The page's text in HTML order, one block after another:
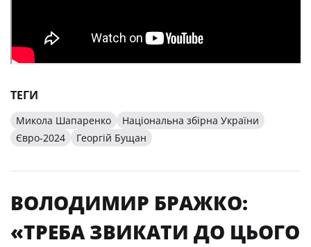
ТЕГИ
Микола Шапаренко
Національна збірна України
Євро-2024
Георгій Бущан
ВОЛОДИМИР БРАЖКО:
«ТРЕБА ЗВИКАТИ ДО ЦЬОГО